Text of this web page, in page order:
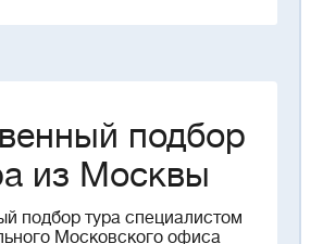
подбор
из Москвы
подбор тура специалистом
Московского офиса